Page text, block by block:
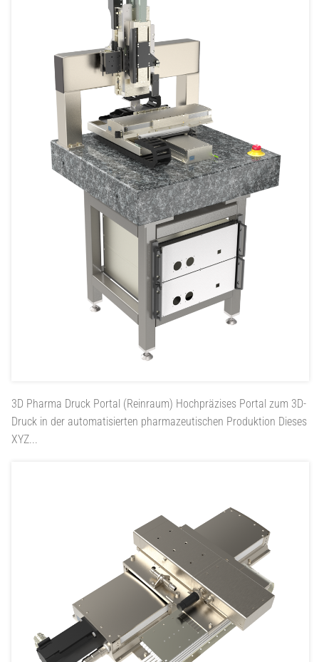
3D Pharma Druck Portal (Reinraum) Hochpräzises Portal zum 3D-
Druck in der automatisierten pharmazeutischen Produktion Dieses
XYZ...